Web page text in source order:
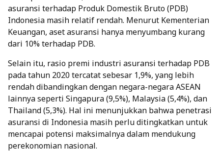
asuransi terhadap Produk Domestik Bruto (PDB)
Indonesia masih relatif rendah. Menurut Kementerian
Keuangan, aset asuransi hanya menyumbang kurang
dari 10% terhadap PDB.
Selain itu, rasio premi industri asuransi terhadap PDB
pada tahun 2020 tercatat sebesar 1,9%, yang lebih
rendah dibandingkan dengan negara-negara ASEAN
lainnya seperti Singapura (9,5%), Malaysia (5,4%), dan
Thailand (5,3%). Hal ini menunjukkan bahwa penetrasi
asuransi di Indonesia masih perlu ditingkatkan untuk
mencapai potensi maksimalnya dalam mendukung
perekonomian nasional.